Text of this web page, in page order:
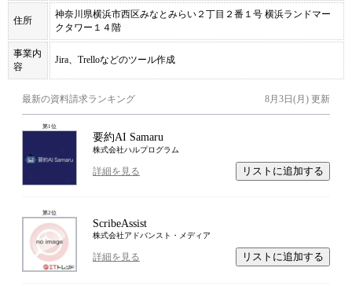
住所
神奈川県横浜市西区みなとみらい２丁目２番１号 横浜ランドマー
クタワー１４階
事業内
容
Jira、Trelloなどのツール作成
最新の資料請求ランキング 8月3日(月) 更新
第1位
要約AI Samaru
株式会社ハルプログラム
詳細を見る リストに追加する
第2位
ScribeAssist
株式会社アドバンスト・メディア
詳細を見る リストに追加する